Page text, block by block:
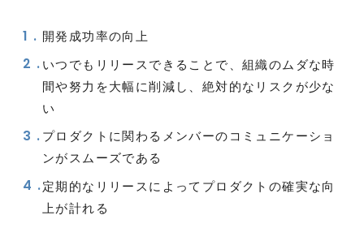
開発成功率の向上
いつでもリリースできることで、組織のムダな時
間や努力を大幅に削減し、絶対的なリスクが少な
い
プロダクトに関わるメンバーのコミュニケーショ
ンがスムーズである
定期的なリリースによってプロダクトの確実な向
上が計れる